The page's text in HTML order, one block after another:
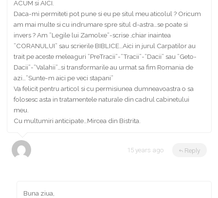
ACUM si AICI.
Daca-mi permiteti pot pune si eu pe situl meu aticolul ? Oricum
am mai multe si cu indrumare spre situl d-astra…se poate si
invers ? Am ”Legile lui Zamolxe”-scrise ,chiar inaintea
”CORANULUI” sau scrierile BIBLICE…Aici in jurul Carpatilor au
trait pe aceste meleaguri ”PreTracii”-”Tracii”-”Dacii” sau ”Geto-
Dacii”-”Valahii”…si transformarile au urmat sa fim Romania de
azi…”Sunte-m aici pe veci stapani”
Va felicit pentru articol si cu permisiunea dumneavoastra o sa
folosesc asta in tratamentele naturale din cadrul cabinetului
meu.
Cu multumiri anticipate…Mircea din Bistrita.
15 years ago Reply
Buna ziua,